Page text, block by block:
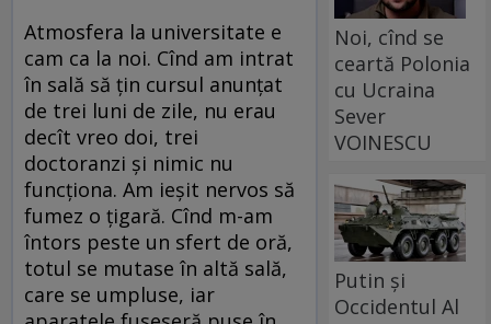
Atmosfera la universitate e
cam ca la noi. Cînd am intrat
în sală să ţin cursul anunţat
de trei luni de zile, nu erau
decît vreo doi, trei
doctoranzi şi nimic nu
funcţiona. Am ieşit nervos să
fumez o ţigară. Cînd m-am
întors peste un sfert de oră,
totul se mutase în altă sală,
care se umpluse, iar
Noi, cînd se
ceartă Polonia
cu Ucraina
Sever
VOINESCU
Putin și
Occidentul Al